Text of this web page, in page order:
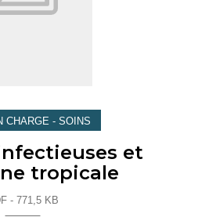
CHARGE - SOINS
et
tropicale
- 771,5 KB